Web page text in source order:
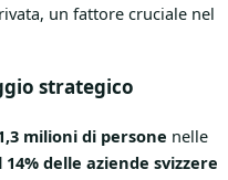
un fattore cruciale nel
strategico
milioni di persone nelle
14% delle aziende svizzere